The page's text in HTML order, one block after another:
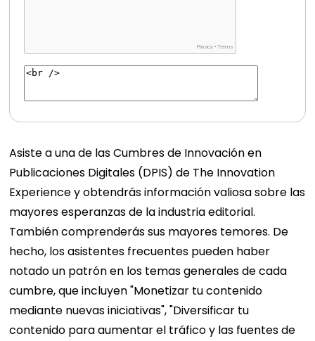
Asiste a una de las Cumbres de Innovación en
Publicaciones Digitales (DPIS) de The Innovation
Experience y obtendrás información valiosa sobre las
mayores esperanzas de la industria editorial.
También comprenderás sus mayores temores. De
hecho, los asistentes frecuentes pueden haber
notado un patrón en los temas generales de cada
cumbre, que incluyen "Monetizar tu contenido
mediante nuevas iniciativas", "Diversificar tu
contenido para aumentar el tráfico y las fuentes de